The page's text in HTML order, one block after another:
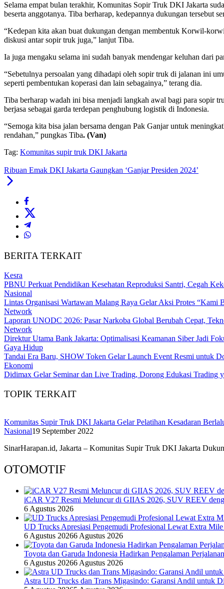
Selama empat bulan terakhir, Komunitas Sopir Truk DKI Jakarta
beserta anggotanya. Tiba berharap, kedepannya dukungan tersebut
“Kedepan kita akan buat dukungan dengan membentuk Korwil-
diskusi antar sopir truk juga,” lanjut Tiba.
Ia juga mengaku selama ini sudah banyak mendengar keluhan dari
“Sebetulnya persoalan yang dihadapi oleh sopir truk di jalanan ini
seperti pembentukan koperasi dan lain sebagainya,” terang dia.
Tiba berharap wadah ini bisa menjadi langkah awal bagi para sopir
berjasa sebagai garda terdepan penghubung logistik di Indonesia.
“Semoga kita bisa jalan bersama dengan Pak Ganjar untuk
rendahan,” pungkas Tiba. (Van)
Tag: Komunitas supir truk DKI Jakarta
Ribuan Emak DKI Jakarta Gaungkan ‘Ganjar Presiden 2024’
BERITA TERKAIT
Kesra
PBNU Perkuat Pendidikan Kesehatan Reproduksi Santri, Cegah
Nasional
Lintas Organisasi Wartawan Malang Raya Gelar Aksi Protes “Kami
Network
Laporan UNODC 2026: Pasar Narkoba Global Berubah Cepat,
Network
Direktur Utama Bank Jakarta: Optimalisasi Keamanan Siber Jadi
Gaya Hidup
Tandai Era Baru, SHOW Token Gelar Launch Event Resmi untuk
Ekonomi
Didimax Gelar Seminar dan Live Trading, Dorong Edukasi Trading
TOPIK TERKAIT
Komunitas Supir Truk DKI Jakarta Gelar Pelatihan Kesadaran
Nasional19 September 2022
SinarHarapan.id, Jakarta – Komunitas Supir Truk DKI Jakarta
OTOMOTIF
iCAR V27 Resmi Meluncur di GIIAS 2026, SUV REEV
6 Agustus 2026
UD Trucks Apresiasi Pengemudi Profesional Lewat Extra
6 Agustus 20266 Agustus 2026
Toyota dan Garuda Indonesia Hadirkan Pengalaman
6 Agustus 20266 Agustus 2026
Astra UD Trucks dan Trans Migasindo: Garansi Andil untuk